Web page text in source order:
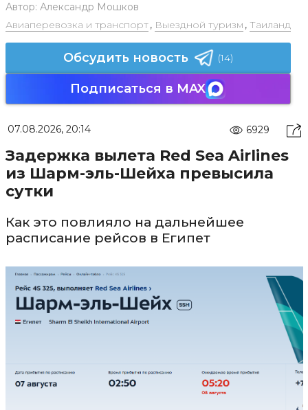
Автор: Александр Мошков
Авиаперевозка и транспорт, Выездной туризм , Таиланд
Обсудить новость (14)
Подписаться в MAX
07.08.2026, 20:14 6929
Задержка вылета Red Sea Airlines
из Шарм-эль-Шейха превысила
сутки
Как это повлияло на дальнейшее
расписание рейсов в Египет